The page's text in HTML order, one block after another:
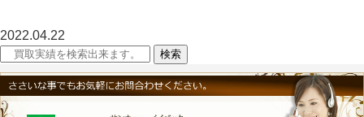
2022.04.22